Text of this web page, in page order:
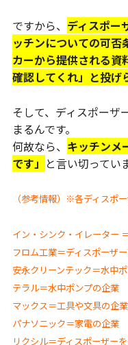
ですから、 ディスポー
ッチンについての可否
カーから提供される資
確認してくれ」と投げ
そして、ディスポーザ
まるんです。
何故なら、 キッチンメ
です」 と言い切ってい
（参考情報）※各ディスポ
イン・シンク・イレーター
フロム工業＝ディスポーザ
安永クリーンテック＝水中
テラル＝水中ポンプの企業
マックス＝工具や文具の企
パナソニック＝家電の企業
リクシル＝ディスポーザー